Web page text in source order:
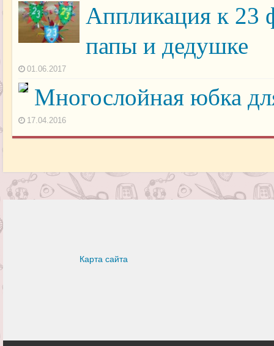
Аппликация к 23
папы и дедушке
01.06.2017
Многослойная юбка
17.04.2016
Карта сайта